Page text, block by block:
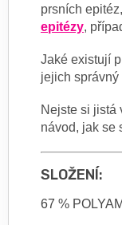
prsních
epitézy,
Jaké existují
jejich správný
Nejste si jistá
návod, jak se
SLOŽENÍ:
67 %